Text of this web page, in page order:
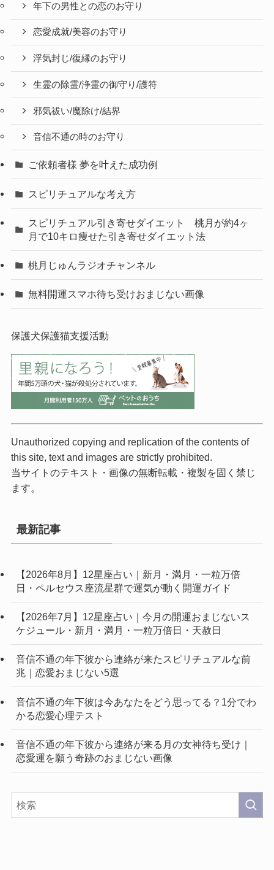
年下の男性との恋のお守り
恋愛成就/美容のお守り
浮気封じ/復縁のお守り
生霊の除霊/浄霊の御守り/護符
邪気祓い/魔除け/結界
音信不通の時のお守り
ご依頼者様 夢を叶えた成功例
スピリチュアルな考え方
スピリチュアル引き寄せダイエット 桃月が約4ヶ
月で10キロ痩せた引き寄せダイエット法
桃月じゅんラジオチャンネル
無料開運スマホ待ち受けおまじない画像
保護犬保護猫支援活動
Unauthorized copying and replication of the contents of
this site, text and images are strictly prohibited.
当サイトのテキスト・画像の無断転載・複製を固く禁じ
ます。
最新記事
【2026年8月】12星座占い｜新月・満月・一粒万倍
日・ペルセウス座流星群で運気が動く開運ガイド
【2026年7月】12星座占い｜今月の開運おまじないス
ケジュール・新月・満月・一粒万倍日・天赦日
音信不通の年下彼から連絡が来たスピリチュアルな前
兆｜恋愛おまじない5選
音信不通の年下彼は今あなたをどう思ってる？1分でわ
かる恋愛心理テスト
音信不通の年下彼から連絡が来る月の女神待ち受け｜
恋愛運を願う奇跡のおまじない画像